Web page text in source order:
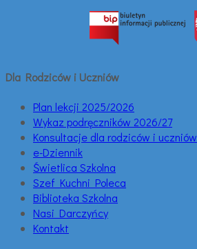
Dla Rodziców i Uczniów
Plan lekcji 2025/2026
Wykaz podręczników 2026/27
Konsultacje dla rodziców i uczniów
e-Dziennik
Świetlica Szkolna
Szef Kuchni Poleca
Biblioteka Szkolna
Nasi Darczyńcy
Kontakt